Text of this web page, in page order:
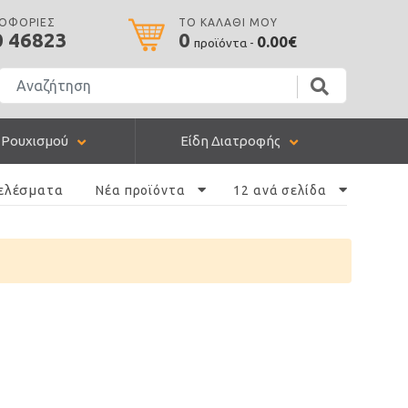
ΤΟ ΚΑΛΑΘΙ ΜΟΥ
0 προϊόντα - 0.00€
46823
Είδη Διατροφής
Νέα προϊόντα 12 ανά σελίδα